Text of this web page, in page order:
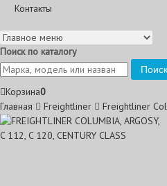
Контакты
Поиск по каталогу
Поиск
Корзина0
Главная
Freightliner Freightliner